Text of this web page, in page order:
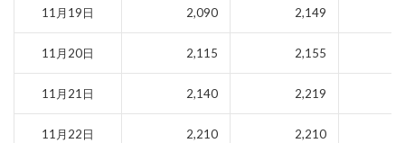
11月19日 2,090 2,149
11月20日 2,115 2,155
11月21日 2,140 2,219
11月22日 2,210 2,210